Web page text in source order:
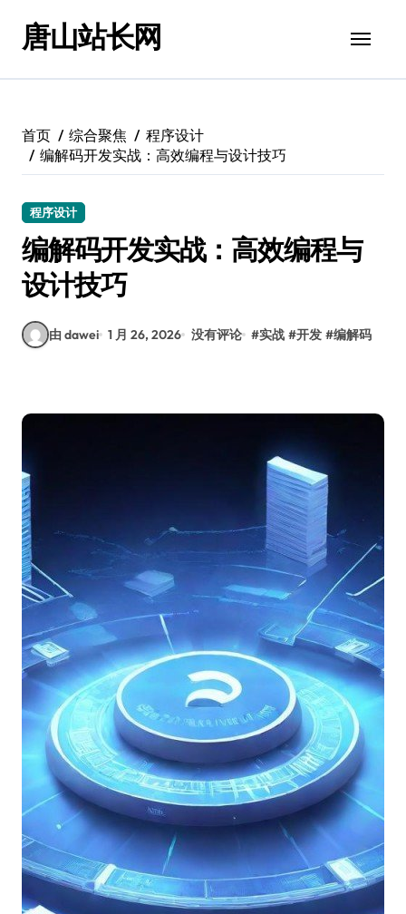
唐山站长网
首页 综合聚焦
程序设计
编解码开发实战：高效编程与设计技巧
程序设计
编解码开发实战：高效编程与
设计技巧
由 dawei 1 月 26, 2026 没有评论 #实战 #开发 #编解码